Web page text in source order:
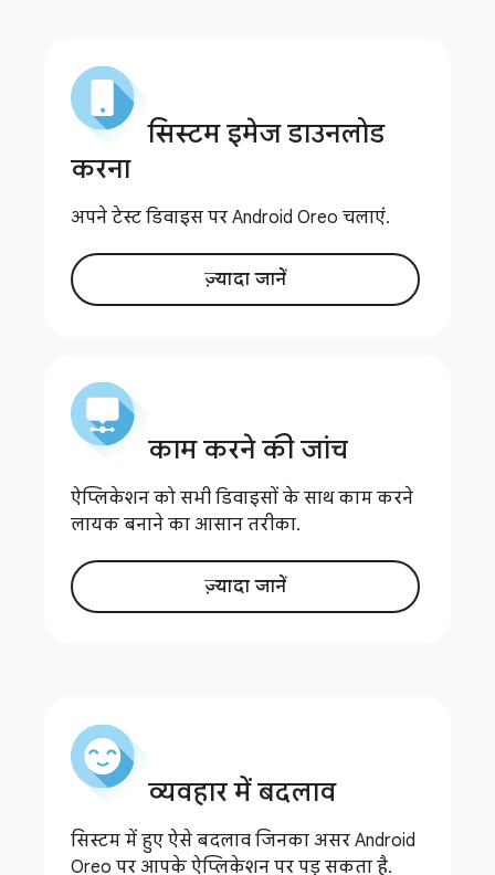
सिस्टम इमेज डाउनलोड
करना
अपने टेस्ट डिवाइस पर Android Oreo चलाएं.
ज़्यादा जानें
काम करने की जांच
ऐप्लिकेशन को सभी डिवाइसों के साथ काम करने
लायक बनाने का आसान तरीका.
ज़्यादा जानें
व्यवहार में बदलाव
सिस्टम में हुए ऐसे बदलाव जिनका असर Android
Oreo पर आपके ऐप्लिकेशन पर पड़ सकता है.